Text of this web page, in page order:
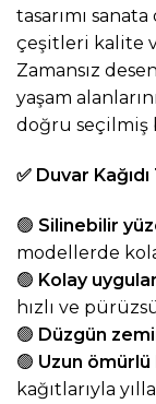
tasarımı
çeşitleri kalite
Zamansız
yaşam
doğru seçilmiş
✅ Duvar
🟢 Silinebilir
modellerde
🟢 Kolay
hızlı ve
🟢 Düzgün
🟢 Uzun ömürlü
kağıtlarıyla